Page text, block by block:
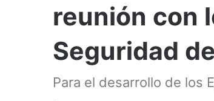
reunión con
Seguridad
Para el desarrollo de los